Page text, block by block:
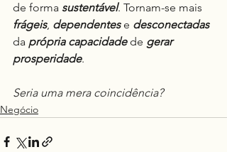
de forma sustentável. Tornam-se mais
frágeis, dependentes e desconectadas
da própria capacidade de gerar
prosperidade.
Seria uma mera coincidência?
Negócio